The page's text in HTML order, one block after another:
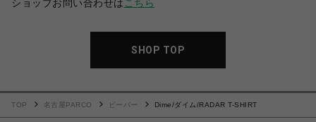
ショップお問い合わせは こちら
SHOP TOP
TOP 名古屋PARCO ビーバー Dime/ダイム/RADAR T-SHIRT